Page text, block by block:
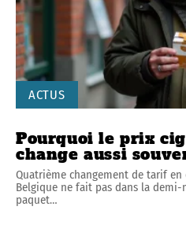
ACTUS
Pourquoi le prix
change aussi
Quatrième changement de tarif
Belgique ne fait pas dans la demi-
paquet…